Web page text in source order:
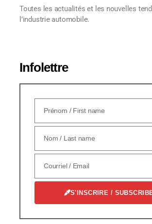
Toutes les actualités et les nouvelles
l’industrie automobile.
Infolettre
S'INSCRIRE /